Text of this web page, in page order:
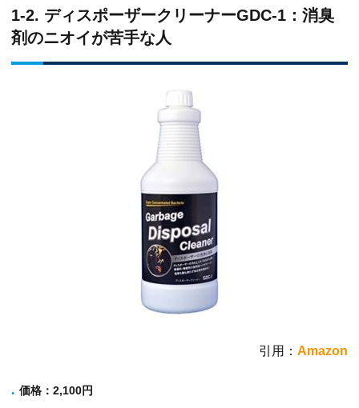
1-2. ディスポーザークリーナーGDC-1：消臭
剤のニオイが苦手な人
引用： Amazon
価格 ：2,100円